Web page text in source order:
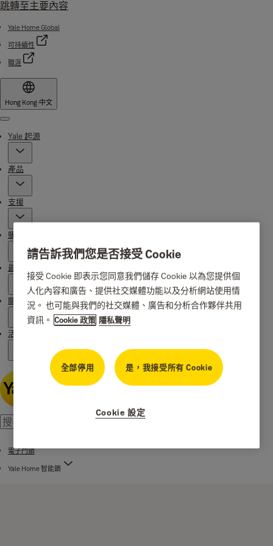
跳轉至主要內容
Yale Home Global
可持續性
職涯
Hong Kong·中文
Menu
Yale 起源
產品
支援
購買地點
最新消息
關於 Yale
活動
電子門鎖
Yale Home 智能鎖
請告訴我們您是否接受 Cookie
接受 Cookie 即表示您同意我們儲存 Cookie 以為您提供個
人化內容和廣告、提供社交媒體功能以及分析網站使用情
況。 也可能與我們的社交媒體、廣告和分析合作夥伴共用
資訊。Cookie 政策 隱私聲明
全部停用 是，我接受所有 Cookie
Cookie 設定